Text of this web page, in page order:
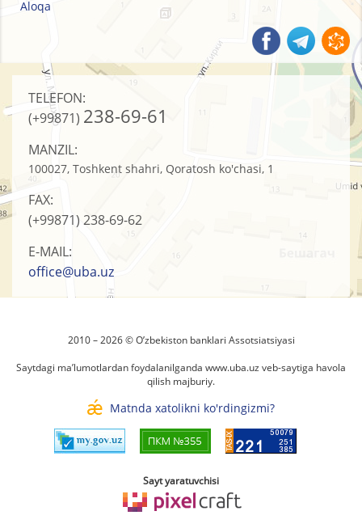
Aloqa
TELEFON:
(+99871) 238-69-61
MANZIL:
100027, Toshkent shahri, Qoratosh ko'chasi, 1
FAX:
(+99871) 238-69-62
E-MAIL:
office@uba.uz
2010 – 2026 © O’zbеkistоn banklari Assоtsiatsiyasi
Saytdagi ma’lumotlardan foydalanilganda www.uba.uz veb-saytiga havola
qilish majburiy.
Matnda xatolikni ko'rdingizmi?
Sayt yaratuvchisi